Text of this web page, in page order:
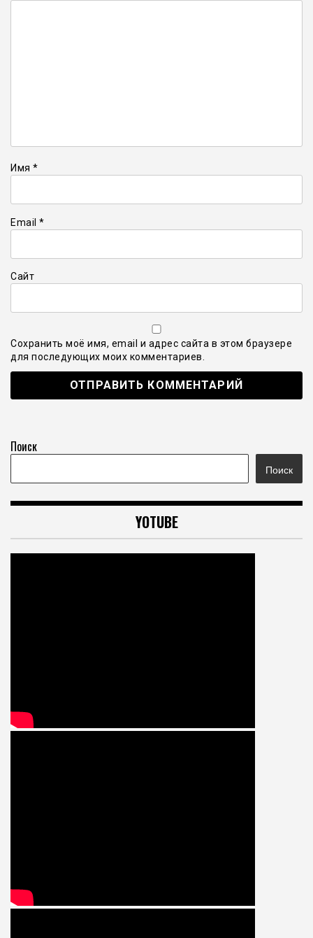
Имя *
Email *
Сайт
Сохранить моё имя, email и адрес сайта в этом браузере
для последующих моих комментариев.
Поиск
Поиск
YOTUBE